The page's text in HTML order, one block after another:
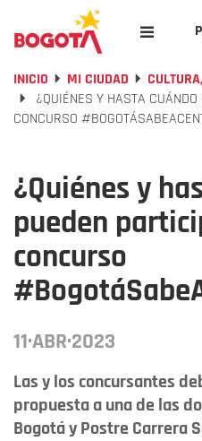
INICIO MI CIUDAD
¿QUIÉNES Y HASTA
CONCURSO
¿Quiénes y
pueden
concurso
11·ABR·2023
Las y los concursantes
propuesta a una de las
Bogotá y Postre Carrera